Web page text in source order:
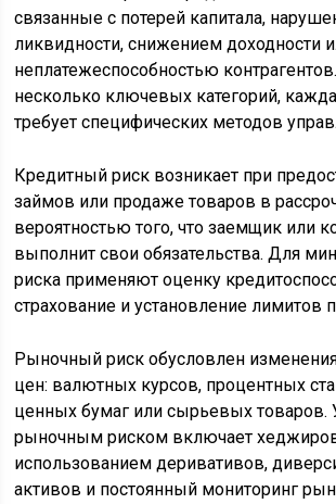
связанные с потерей капитала,
ликвидности, снижением доходности
неплатежеспособностью
несколько ключевых категорий,
требует специфических методов
Кредитный риск возникает при
займов или продаже товаров в
вероятностью того, что заемщик или
выполнит свои обязательства. Для
риска применяют оценку
страхование и установление лимитов
Рыночный риск обусловлен
цен: валютных курсов, процентных
ценных бумаг или сырьевых товаров.
рыночным риском включает
использованием деривативов,
активов и постоянный мониторинг